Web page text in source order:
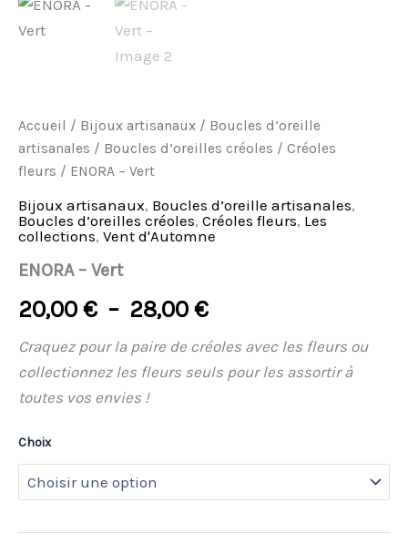
Accueil / Bijoux artisanaux / Boucles d’oreille
artisanales / Boucles d’oreilles créoles / Créoles
fleurs / ENORA – Vert
Bijoux artisanaux, Boucles d’oreille artisanales,
Boucles d’oreilles créoles, Créoles fleurs, Les
collections, Vent d'Automne
ENORA – Vert
20,00 € – 28,00 €
Craquez pour la paire de créoles avec les fleurs ou
collectionnez les fleurs seuls pour les assortir à
toutes vos envies !
Choix